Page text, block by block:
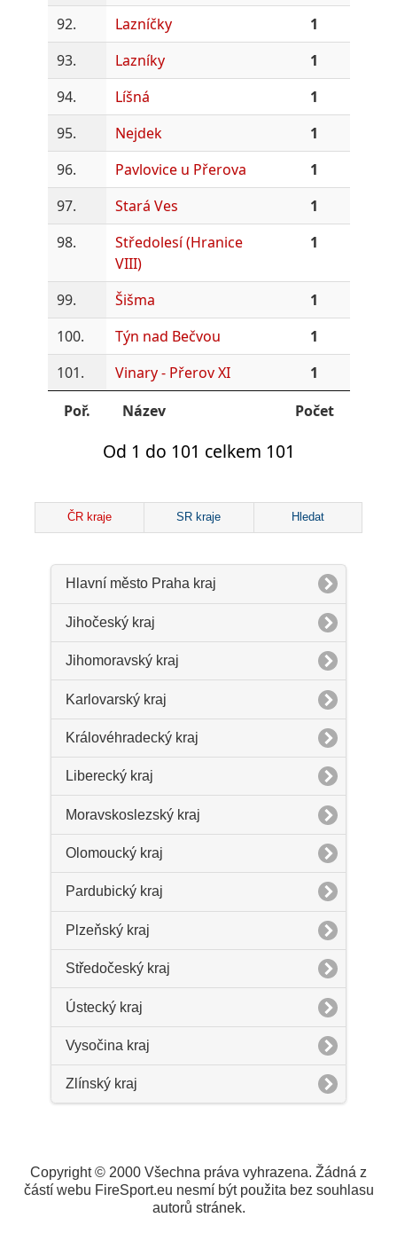
92.
Lazníčky
1
93.
Lazníky
1
94.
Líšná
1
95.
Nejdek
1
96.
Pavlovice u Přerova
1
97.
Stará Ves
1
98.
Středolesí (Hranice
VIII)
1
99. Šišma
1
100.
Týn nad Bečvou
1
101.
Vinary - Přerov XI
1
Poř.
Název Počet
Od 1 do 101 celkem 101
ČR kraje SR kraje Hledat
Hlavní město Praha kraj
Jihočeský kraj
Jihomoravský kraj
Karlovarský kraj
Královéhradecký kraj
Liberecký kraj
Moravskoslezský kraj
Olomoucký kraj
Pardubický kraj
Plzeňský kraj
Středočeský kraj
Ústecký kraj
Vysočina kraj
Zlínský kraj
Copyright © 2000 Všechna práva vyhrazena. Žádná z
částí webu FireSport.eu nesmí být použita bez souhlasu
autorů stránek.